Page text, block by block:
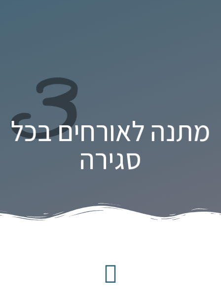
3
מתנה לאורחים בכל
סגירה